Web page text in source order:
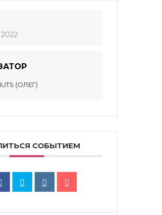
(ОЛЕГ)
СОБЫТИЕМ